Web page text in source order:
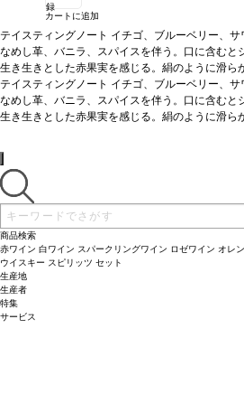
録
カートに追加
テイスティングノート イチゴ、ブルーベリー、サ
なめし革、バニラ、スパイスを伴う。口に含むと
生き生きとした赤果実を感じる。絹のように滑ら
続く。合う料理赤肉とジビエ、熟したチーズや
性。葡萄品種61% カリニャン、22% カベルネ・
認証サスティナブル：WOC認証 *本ヴィンテージ
テイスティングノート イチゴ、ブルーベリー、サ
なめし革、バニラ、スパイスを伴う。口に含むと
生き生きとした赤果実を感じる。絹のように滑ら
性。
認証
格が同様の場合は自動的に次のヴィンテージに変
商品検索
赤ワイン 白ワイン スパークリングワイン ロゼワイン オレ
ウイスキー スピリッツ セット
生産地
生産者
特集
サービス